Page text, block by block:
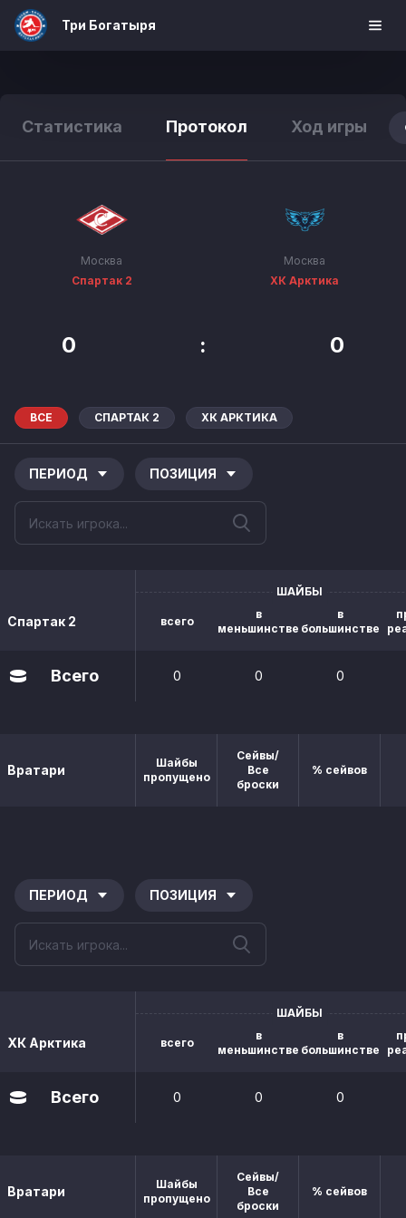
Три Богатыря
Статистика Протокол Ход игры
Москва
Спартак 2
Москва
ХК Арктика
0 : 0
ВСЕ СПАРТАК 2 ХК АРКТИКА
ПЕРИОД ПОЗИЦИЯ
Спартак 2
ШАЙБЫ
всего
в
меньшинстве
в
большинстве
Всего 0 0 0
Вратари
Шайбы
пропущено
Сейвы/
Все
броски
% сейвов
ПЕРИОД ПОЗИЦИЯ
ХК Арктика
ШАЙБЫ
всего
в
меньшинстве
в
большинстве
Всего 0 0 0
Вратари
Шайбы
пропущено
Сейвы/
Все
броски
% сейвов